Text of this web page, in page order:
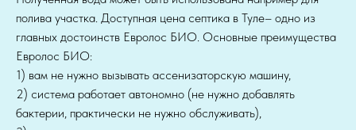
полива участка. Доступная цена септика в Туле– одно из
главных достоинств Евролос БИО. Основные преимущества
Евролос БИО:
1) вам не нужно вызывать ассенизаторскую машину,
2) система работает автономно (не нужно добавлять
бактерии, практически не нужно обслуживать),